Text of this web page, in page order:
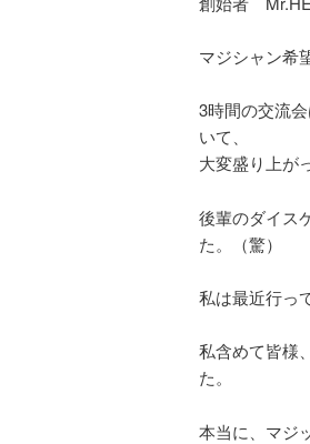
マジシャン希
3時間の交流
いて、
大変盛り上が
後輩のダイス
た。（驚）
私は最近行っ
私含めて皆様
た。
本当に、マジ